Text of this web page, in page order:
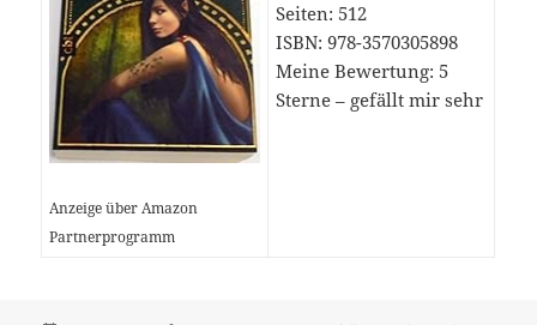
Anzeige über Amazon
Partnerprogramm
Seiten: 512
ISBN: 978-3570305898
Meine Bewertung: 5
Sterne – gefällt mir sehr